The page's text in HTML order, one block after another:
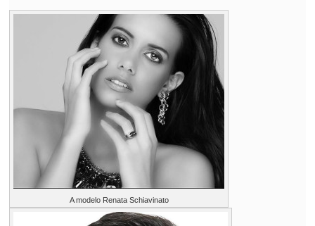
A modelo Renata Schiavinato